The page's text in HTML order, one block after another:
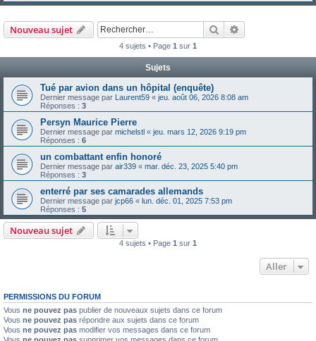
Nouveau sujet Rechercher
4 sujets • Page 1 sur 1
Sujets
Tué par avion dans un hôpital (enquête)
Dernier message par Laurent59 « jeu. août 06, 2026 8:08 am
Réponses : 3
Persyn Maurice Pierre
Dernier message par michelstl « jeu. mars 12, 2026 9:19 pm
Réponses : 6
un combattant enfin honoré
Dernier message par air339 « mar. déc. 23, 2025 5:40 pm
Réponses : 3
enterré par ses camarades allemands
Dernier message par jcp66 « lun. déc. 01, 2025 7:53 pm
Réponses : 5
Nouveau sujet
4 sujets • Page 1 sur 1
Aller
PERMISSIONS DU FORUM
Vous ne pouvez pas publier de nouveaux sujets dans ce forum
Vous ne pouvez pas répondre aux sujets dans ce forum
Vous ne pouvez pas modifier vos messages dans ce forum